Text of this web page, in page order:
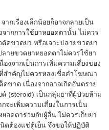
เรื่องเล็กน้อยก็อาจกลายเป็น
จากการใช้ยาหยอดตานั้น ไม่ควร
ดขวดยา หรือเจาะปลายขวดยา
ายขวดยาหยอดตาไม่ควรใช้ยา
งจากเป็นการเพิ่มความเสี่ยงของ
สำคัญไม่ควรหลงเชื่อคำโฆษณา
ขาด เนื่องจากอาจเกิดอันตราย
(steroid) เป็นกลุ่มยาที่ผู้ป่วยห้าม
จะเพิ่มความเสี่ยงในการเป็น
อดตาร่วมกับผู้อื่น ไม่ควรเก็บยา
ดต้องแช่ตู้เย็น จึงขอให้ปฏิบัติ